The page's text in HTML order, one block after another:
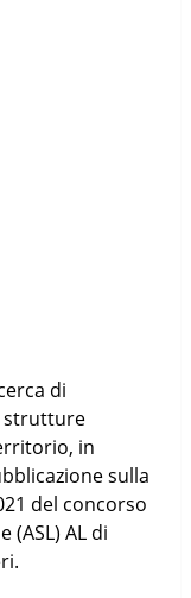
di
strutture
in
sulla
del concorso
(ASL) AL di